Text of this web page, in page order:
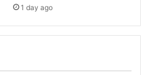
1 day ago